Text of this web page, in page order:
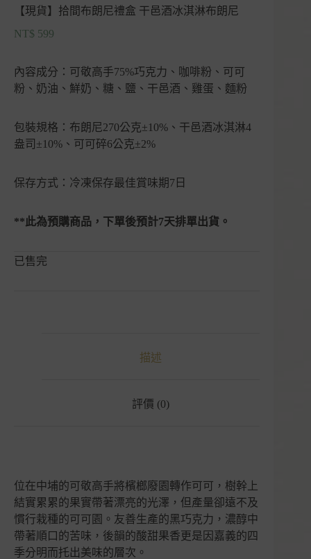
【現貨】拾間布朗尼禮盒 干邑酒冰淇淋布朗尼
NT$ 599
內容成分：可敬高手75%巧克力、咖啡粉、可可
粉、奶油、鮮奶、糖、鹽、干邑酒、雞蛋、麵粉
包裝規格：布朗尼270公克±10%、干邑酒冰淇淋4
盎司±10%、可可碎6公克±2%
保存方式：冷凍保存最佳賞味期7日
**此為預購商品，下單後預計7天排單出貨。
已售完
描述
評價 (0)
位在中埔的可敬高手將檳榔廢園轉作可可，樹幹上
結實累累的果實帶著漂亮的光澤，但產量卻遠不及
慣行栽種的可可園。友善生產的黑巧克力，濃醇中
帶著順口的苦味，後韻的酸甜果香更是因嘉義的四
季分明而托出美味的層次。